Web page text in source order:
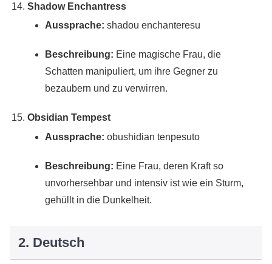
Shadow Enchantress
Aussprache: shadou enchanteresu
Beschreibung: Eine magische Frau, die
Schatten manipuliert, um ihre Gegner zu
bezaubern und zu verwirren.
Obsidian Tempest
Aussprache: obushidian tenpesuto
Beschreibung: Eine Frau, deren Kraft so
unvorhersehbar und intensiv ist wie ein Sturm,
gehüllt in die Dunkelheit.
2. Deutsch